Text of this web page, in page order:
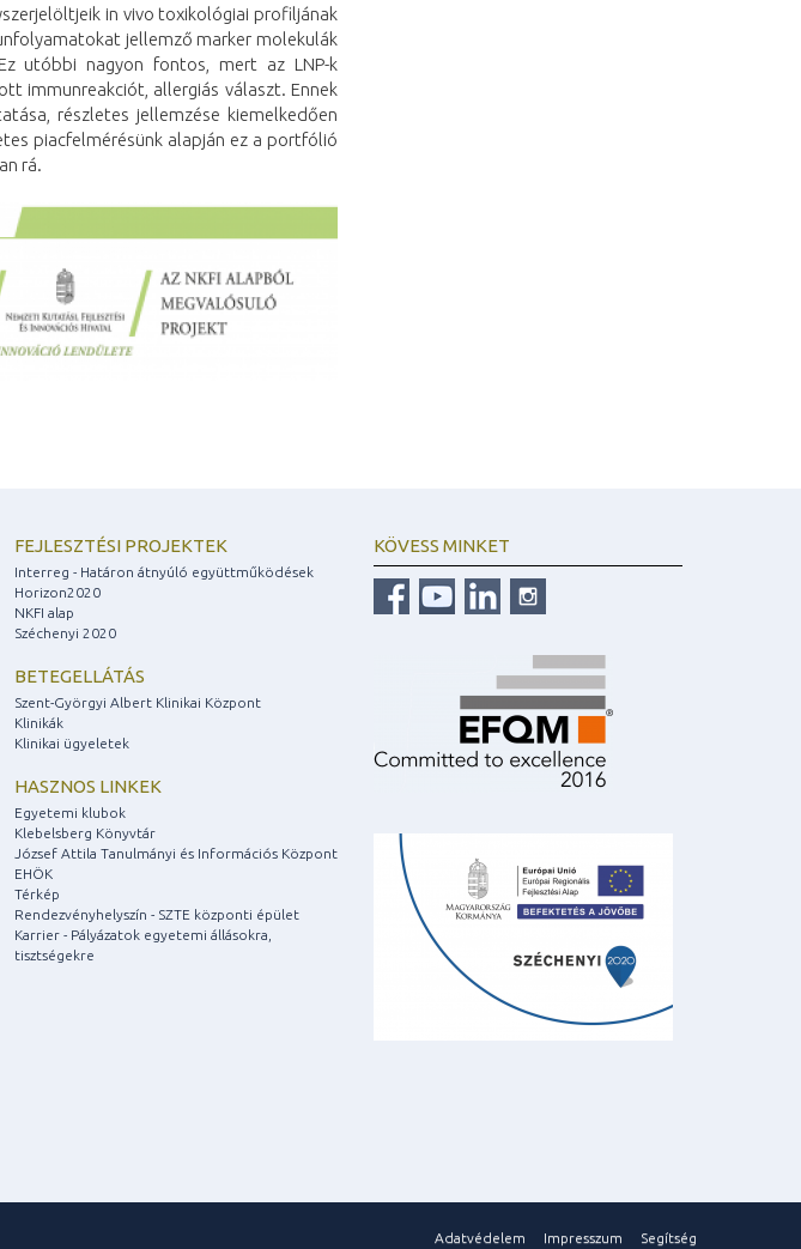
in vivo toxikológiai profiljának
jellemző marker molekulák
utóbbi nagyon fontos, mert az LNP-k
immunreakciót, allergiás választ. Ennek
részletes jellemzése kiemelkedően
piacfelmérésünk alapján ez a portfólió
rá.
FEJLESZTÉSI PROJEKTEK
Interreg - Határon átnyúló együttműködések
Horizon2020
NKFI alap
Széchenyi 2020
BETEGELLÁTÁS
Szent-Györgyi Albert Klinikai Központ
Klinikák
Klinikai ügyeletek
HASZNOS LINKEK
Egyetemi klubok
Klebelsberg Könyvtár
József Attila Tanulmányi és Információs Központ
EHÖK
Térkép
Rendezvényhelyszín - SZTE központi épület
Karrier - Pályázatok egyetemi állásokra,
tisztségekre
KÖVESS MINKET
Adatvédelem Impresszum Segítség